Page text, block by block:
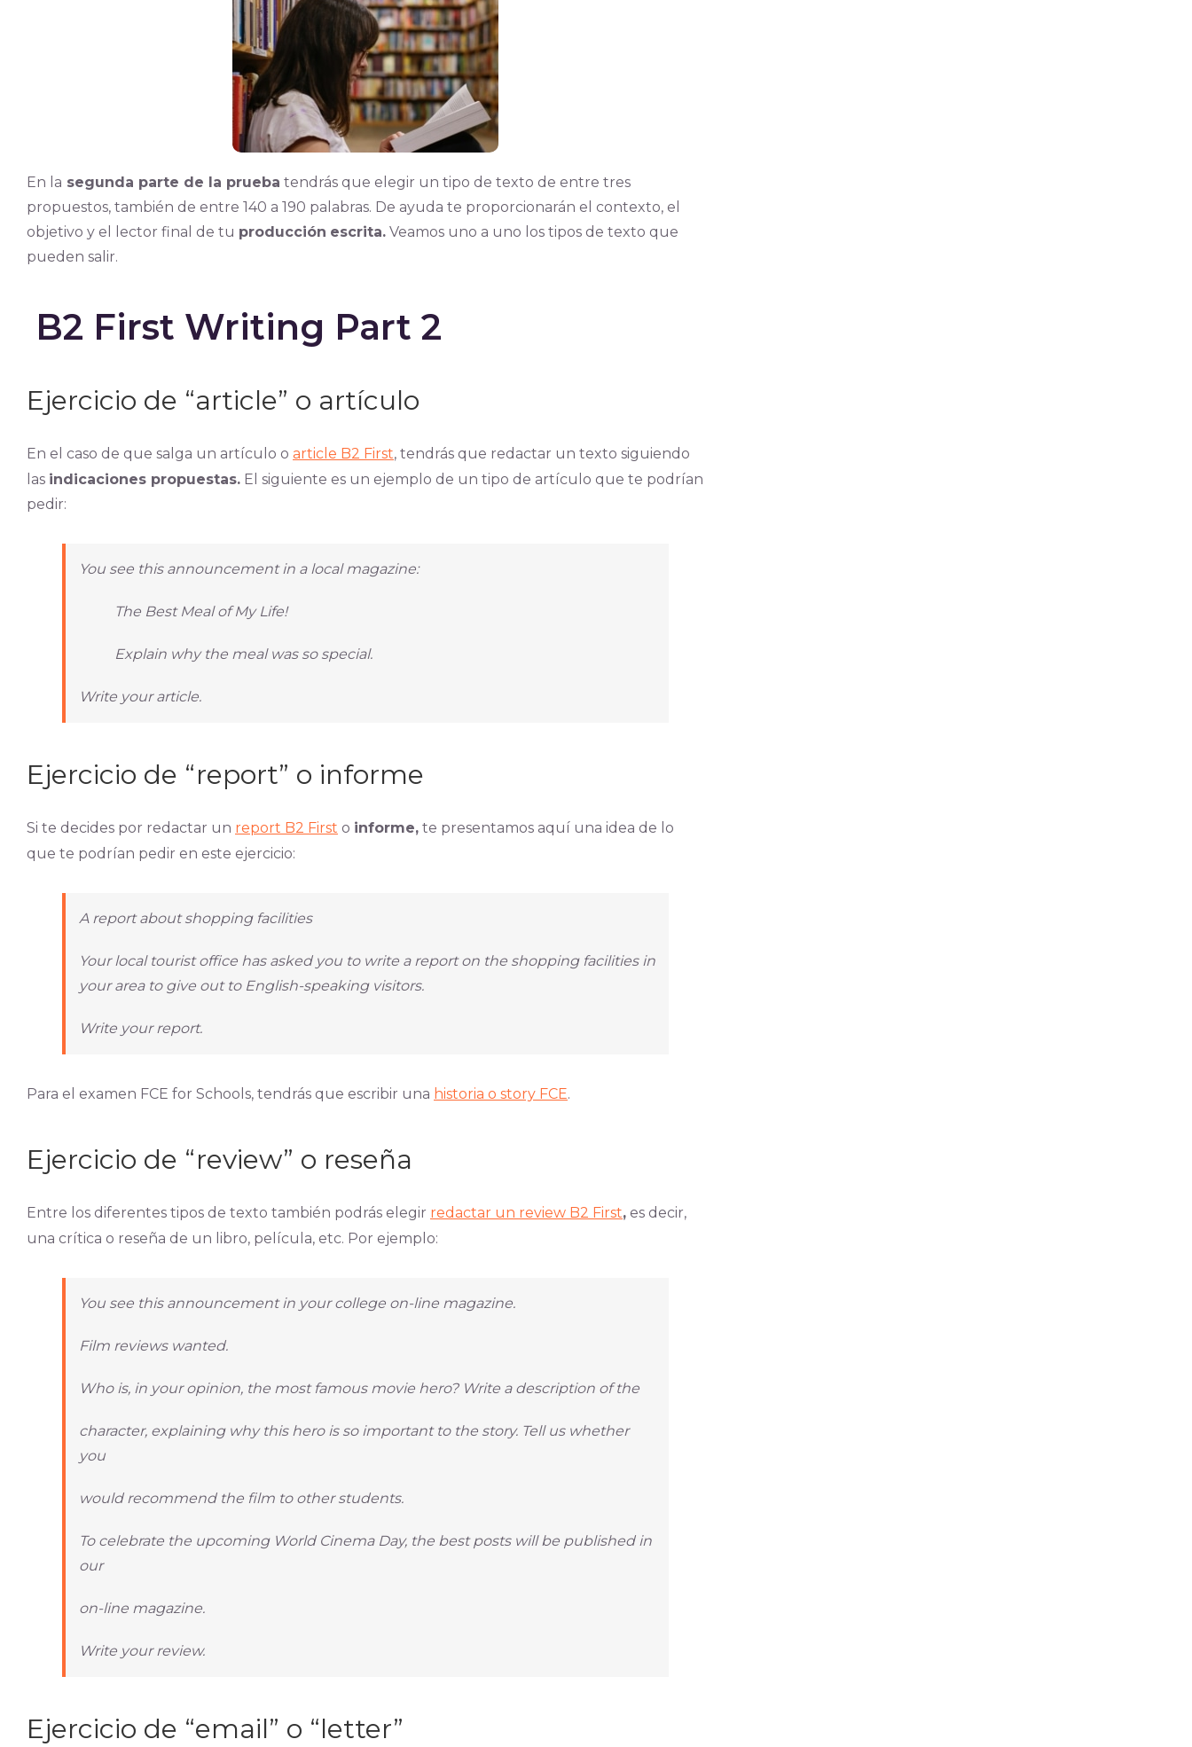
En la segunda parte de la prueba tendrás que elegir un tipo de texto de entre tres
propuestos, también de entre 140 a 190 palabras. De ayuda te proporcionarán el contexto, el
objetivo y el lector final de tu producción escrita.Veamos uno a uno los tipos de texto que
pueden salir.
B2 First Writing Part 2
Ejercicio de “article” o artículo
En el caso de que salga un artículo o article B2 First, tendrás que redactar un texto siguiendo
las indicaciones propuestas.El siguiente es un ejemplo de un tipo de artículo que te podrían
pedir:
You see this announcement in a local magazine:
The Best Meal of My Life!
Explain why the meal was so special.
Write your article.
Ejercicio de “report” o informe
Si te decides por redactar un report B2 First o informe,te presentamos aquí una idea de lo
que te podrían pedir en este ejercicio:
A report about shopping facilities
Your local tourist office has asked you to write a report on the shopping facilities in
your area to give out to English-speaking visitors.
Write your report.
Para el examen FCE for Schools, tendrás que escribir una historia o story FCE.
Ejercicio de “review” o reseña
Entre los diferentes tipos de texto también podrás elegir redactar un review B2 First,es decir,
una crítica o reseña de un libro, película, etc. Por ejemplo:
You see this announcement in your college on-line magazine.
Film reviews wanted.
Who is, in your opinion, the most famous movie hero? Write a description of the
character, explaining why this hero is so important to the story. Tell us whether
you
would recommend the film to other students.
To celebrate the upcoming World Cinema Day, the best posts will be published in
our
on-line magazine.
Write your review.
Ejercicio de “email” o “letter”